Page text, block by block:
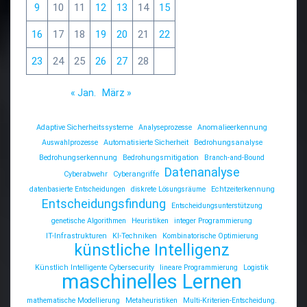
9 10 11 12 13 14 15
16 17 18 19 20 21 22
23 24 25 26 27 28
« Jan. März »
Adaptive Sicherheitssysteme Analyseprozesse
Anomalieerkennung
Auswahlprozesse
Automatisierte Sicherheit
Bedrohungsanalyse
Bedrohungserkennung
Bedrohungsmitigation
Branch-and-Bound
Cyberabwehr
Cyberangriffe Datenanalyse
datenbasierte Entscheidungen diskrete Lösungsräume Echtzeiterkennung
Entscheidungsfindung
Entscheidungsunterstützung
genetische Algorithmen
Heuristiken
integer Programmierung
IT-Infrastrukturen
KI-Techniken Kombinatorische Optimierung
künstliche Intelligenz
Künstlich Intelligente Cybersecurity lineare Programmierung Logistik
maschinelles Lernen
mathematische Modellierung Metaheuristiken Multi-Kriterien-Entscheidung.